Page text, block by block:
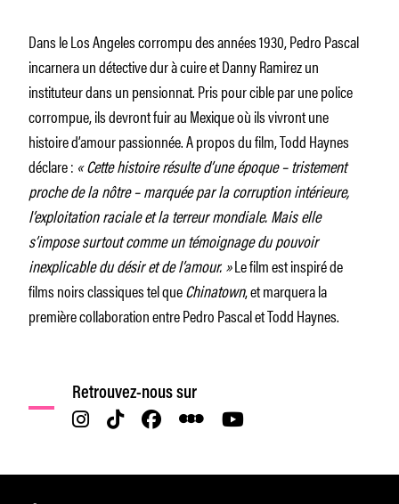
Dans le Los Angeles corrompu des années 1930, Pedro Pascal
incarnera un détective dur à cuire et Danny Ramirez un
instituteur dans un pensionnat. Pris pour cible par une police
corrompue, ils devront fuir au Mexique où ils vivront une
histoire d’amour passionnée. A propos du film, Todd Haynes
déclare : « Cette histoire résulte d’une époque – tristement
proche de la nôtre – marquée par la corruption intérieure,
l’exploitation raciale et la terreur mondiale. Mais elle
s’impose surtout comme un témoignage du pouvoir
inexplicable du désir et de l’amour. »Le film est inspiré de
films noirs classiques tel queChinatown, et marquera la
première collaboration entre Pedro Pascal et Todd Haynes.
Retrouvez-nous sur